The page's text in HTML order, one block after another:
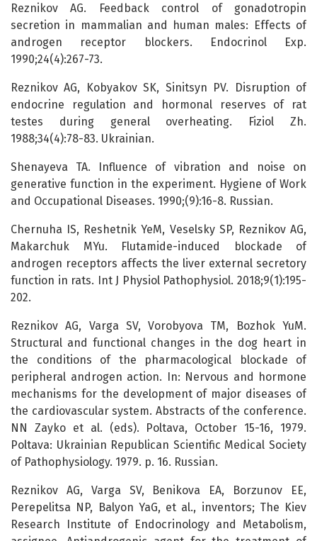
Reznikov AG. Feedback control of gonadotropin
secretion in mammalian and human males: Effects of
androgen receptor blockers. Endocrinol Exp.
1990;24(4):267-73.
Reznikov AG, Kobyakov SK, Sinitsyn PV. Disruption of
endocrine regulation and hormonal reserves of rat
testes during general overheating. Fiziol Zh.
1988;34(4):78-83. Ukrainian.
Shenayeva TA. Influence of vibration and noise on
generative function in the experiment. Hygiene of Work
and Occupational Diseases. 1990;(9):16-8. Russian.
Chernuha IS, Reshetnik YeM, Veselsky SP, Reznikov AG,
Makarchuk MYu. Flutamide-induced blockade of
androgen receptors affects the liver external secretory
function in rats. Int J Physiol Pathophysiol. 2018;9(1):195-
202.
Reznikov AG, Varga SV, Vorobyova TM, Bozhok YuM.
Structural and functional changes in the dog heart in
the conditions of the pharmacological blockade of
peripheral androgen action. In: Nervous and hormone
mechanisms for the development of major diseases of
the cardiovascular system. Abstracts of the conference.
NN Zayko et al. (eds). Poltava, October 15-16, 1979.
Poltava: Ukrainian Republican Scientific Medical Society
of Pathophysiology. 1979. p. 16. Russian.
Reznikov AG, Varga SV, Benikova EA, Borzunov EE,
Perepelitsa NP, Balyon YaG, et al., inventors; The Kiev
Research Institute of Endocrinology and Metabolism,